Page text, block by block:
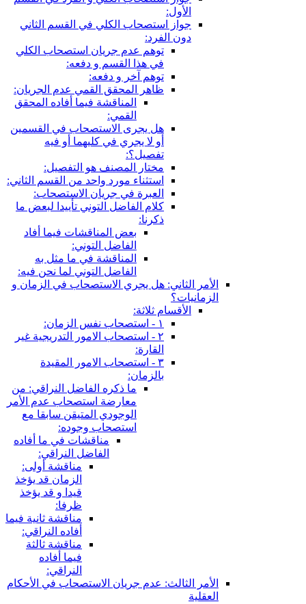
الأول:
جواز استصحاب الكلي في القسم الثاني
دون الفرد:
توهم عدم جريان استصحاب الكلي
في هذا القسم و دفعه:
توهم آخر و دفعه:
ظاهر المحقق القمي عدم الجريان:
المناقشة فيما أفاده المحقق
القمي:
هل يجرى الاستصحاب في القسمين
أو لا يجري في كليهما أو فيه
تفصيل؟:
مختار المصنف هو التفصيل:
استثناء مورد واحد من القسم الثاني:
العبرة في جريان الاستصحاب:
كلام الفاضل التوني تأييدا لبعض ما
ذكرنا:
بعض المناقشات فيما أفاد
الفاضل التوني:
المناقشة في ما مثل به
الفاضل التوني لما نحن فيه:
الأمر الثاني: هل يجري الاستصحاب في الزمان و
الزمانيات؟
الأقسام ثلاثة:
١ - استصحاب نفس الزمان:
٢ - استصحاب الامور التدريجية غير
القارة:
٣ - استصحاب الامور المقيدة
بالزمان:
ما ذكره الفاضل النراقي: من
معارضة استصحاب عدم الأمر
الوجودي المتيقن سابقا مع
استصحاب وجوده:
مناقشات في ما أفاده
الفاضل النراقي:
مناقشة أولى:
الزمان قد يؤخذ
قيدا و قد يؤخذ
ظرفا:
مناقشة ثانية فيما
أفاده النراقي:
مناقشة ثالثة
فيما أفاده
النراقي:
الأمر الثالث: عدم جريان الاستصحاب في الأحكام
العقلية